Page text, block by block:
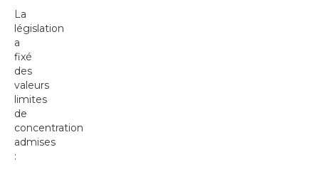
La
législation
a
fixé
des
valeurs
limites
de
concentration
admises
: